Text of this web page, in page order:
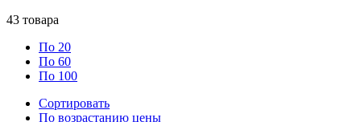
43 товара
По 20
По 60
По 100
Сортировать
По возрастанию цены